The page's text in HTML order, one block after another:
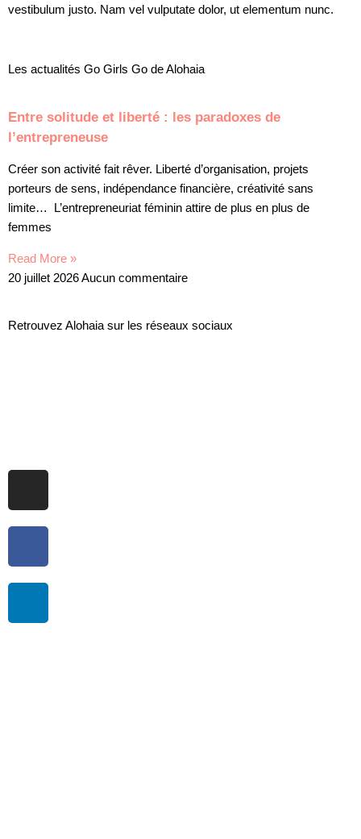
vestibulum justo. Nam vel vulputate dolor, ut elementum nunc.
Les actualités Go Girls Go de Alohaia
Entre solitude et liberté : les paradoxes de
l’entrepreneuse
Créer son activité fait rêver. Liberté d’organisation, projets
porteurs de sens, indépendance financière, créativité sans
limite… L’entrepreneuriat féminin attire de plus en plus de
femmes
Read More »
20 juillet 2026Aucun commentaire
Retrouvez Alohaia sur les réseaux sociaux